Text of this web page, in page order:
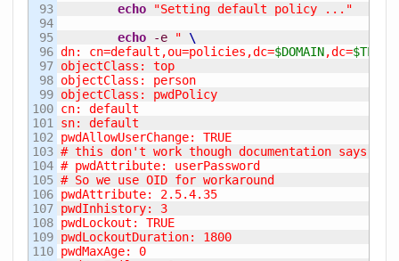
93
94
95
96
97
98
99
100
101
102
103
104
105
106
107
108
109
110
echo
"Setting default policy ..."
echo
-e "
dn: cn=default,ou=policies,dc=$DOMAIN,dc=$TLD
objectClass: top
objectClass: person
objectClass: pwdPolicy
cn: default
sn: default
pwdAllowUserChange: TRUE
# this don't work though documentation says it
# pwdAttribute: userPassword
# So we use OID for workaround
pwdAttribute: 2.5.4.35
pwdInhistory: 3
pwdLockout: TRUE
pwdLockoutDuration: 1800
pwdMaxAge: 0